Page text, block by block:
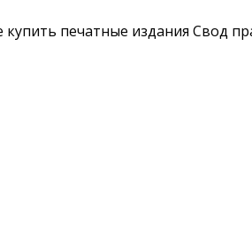
печатные издания Свод